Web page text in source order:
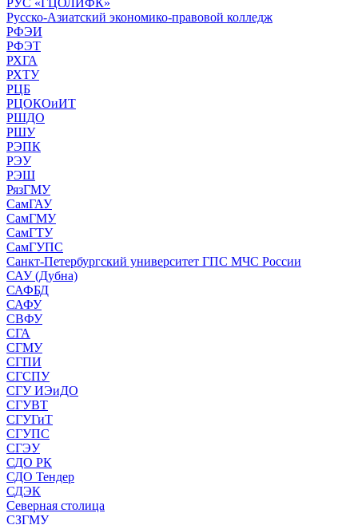
Русско-Азиатский экономико-правовой колледж
РФЭИ
РФЭТ
РХГА
РХТУ
РЦБ
РЦОКОиИТ
РШДО
РШУ
РЭПК
РЭУ
РЭШ
РязГМУ
СамГАУ
СамГМУ
СамГТУ
СамГУПС
Санкт-Петербургский университет ГПС МЧС России
САУ (Дубна)
САФБД
САФУ
СВФУ
СГА
СГМУ
СГПИ
СГСПУ
СГУ ИЭиДО
СГУВТ
СГУГиТ
СГУПС
СГЭУ
СДО РК
СДО Тендер
СДЭК
Северная столица
СЗГМУ